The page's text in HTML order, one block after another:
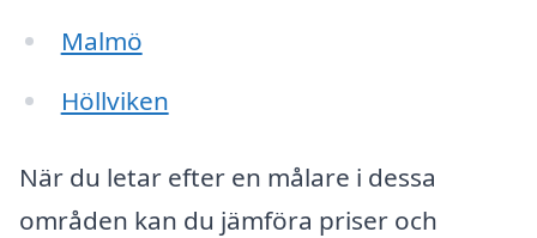
Malmö
Höllviken
När du letar efter en målare i dessa
områden kan du jämföra priser och